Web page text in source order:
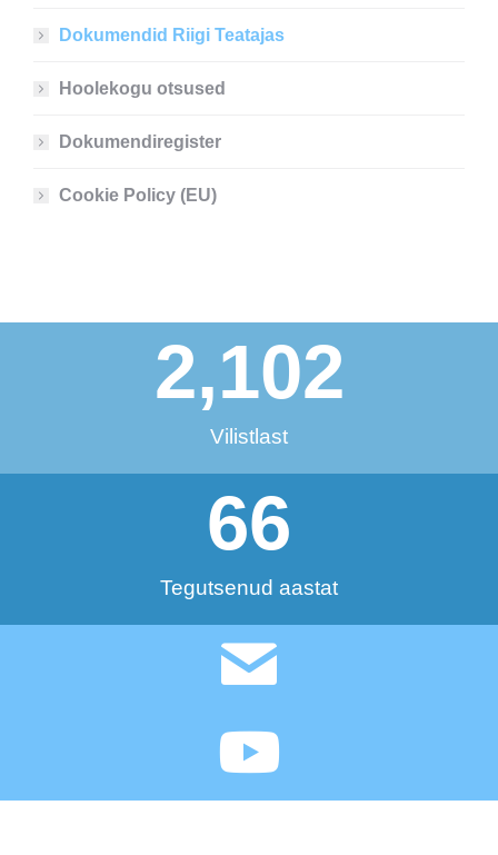
Dokumendid Riigi Teatajas
Hoolekogu otsused
Dokumendiregister
Cookie Policy (EU)
Vilistlast
2,102
Tegutsenud aastat
66